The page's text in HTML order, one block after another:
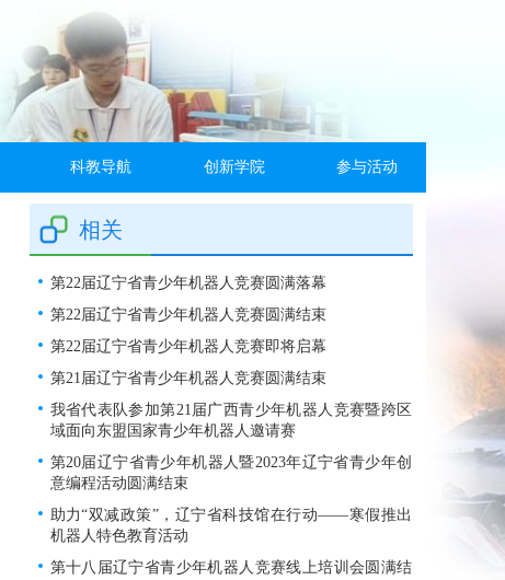
科教导航 创新学院 参与活动
相关
第22届辽宁省青少年机器人竞赛圆满落幕
第22届辽宁省青少年机器人竞赛圆满结束
第22届辽宁省青少年机器人竞赛即将启幕
第21届辽宁省青少年机器人竞赛圆满结束
我省代表队参加第21届广西青少年机器人竞赛暨跨区
域面向东盟国家青少年机器人邀请赛
第20届辽宁省青少年机器人暨2023年辽宁省青少年创
意编程活动圆满结束
助力“双减政策”，辽宁省科技馆在行动——寒假推出
机器人特色教育活动
第十八届辽宁省青少年机器人竞赛线上培训会圆满结